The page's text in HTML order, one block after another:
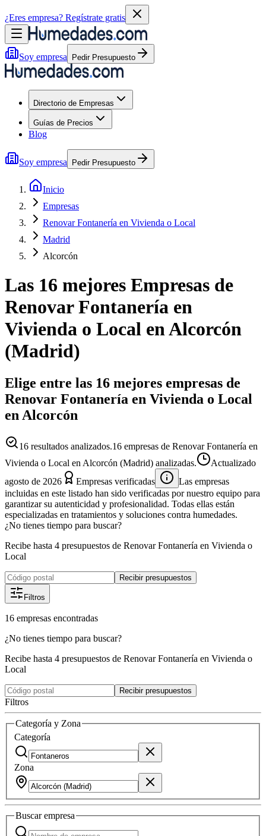
¿Eres empresa? Regístrate gratis
Soy empresa Pedir Presupuesto
Directorio de Empresas
Guías de Precios
Blog
Soy empresa Pedir Presupuesto
Inicio
Empresas
Renovar Fontanería en Vivienda o Local
Madrid
Alcorcón
Las 16 mejores Empresas de
Renovar Fontanería en
Vivienda o Local enAlcorcón
(Madrid)
Elige entre las 16 mejores empresas de
Renovar Fontanería en Vivienda o Local
en Alcorcón
16 resultados analizados.16 empresas de Renovar Fontanería en
Vivienda o Local en Alcorcón (Madrid) analizadas.
Actualizado
agosto de 2026
Empresas verificadas
Las empresas
incluidas en este listado han sido verificadas por nuestro equipo para
garantizar su autenticidad y profesionalidad. Todas ellas están
especializadas en tratamientos y soluciones contra humedades.
¿No tienes tiempo para buscar?
Recibe hasta 4 presupuestos de Renovar Fontanería en Vivienda o
Local
Recibir presupuestos
Filtros
16 empresas encontradas
¿No tienes tiempo para buscar?
Recibe hasta 4 presupuestos de Renovar Fontanería en Vivienda o
Local
Recibir presupuestos
Filtros
Categoría y Zona
Categoría
Zona
Buscarempresa